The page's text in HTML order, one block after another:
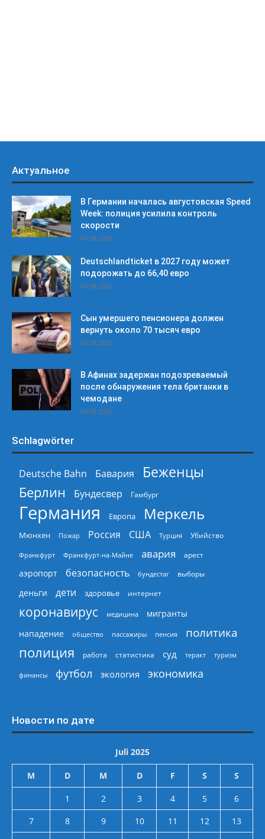
Актуальное
В Германии началась августовская Speed
Week: полиция усилила контроль
скорости
04.08.2026
Deutschlandticket в 2027 году может
подорожать до 66,40 евро
04.08.2026
Сын умершего пенсионера должен
вернуть около 70 тысяч евро
04.08.2026
В Афинах задержан подозреваемый
после обнаружения тела британки в
чемодане
04.08.2026
Schlagwörter
Deutsche Bahn Бавария
Беженцы
Берлин
Бундесвер Гамбург
Германия Европа Меркель
Мюнхен Пожар Россия США Турция Убийство
Франкфурт Франкфурт-на-Майне авария арест
аэропорт безопасность бундестаг выборы
деньги дети здоровье интернет
коронавирус медицина
мигранты
нападение
общество пассажиры пенсия политика
полиция работа статистика суд теракт туризм
финансы футбол экология экономика
Новости по дате
Juli 2025
M D M D F S S
1 2 3 4 5
6
7
8 9 10 11 12
13